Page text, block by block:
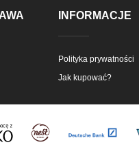
INFORMACJE
Polityka prywatności
Jak kupować?